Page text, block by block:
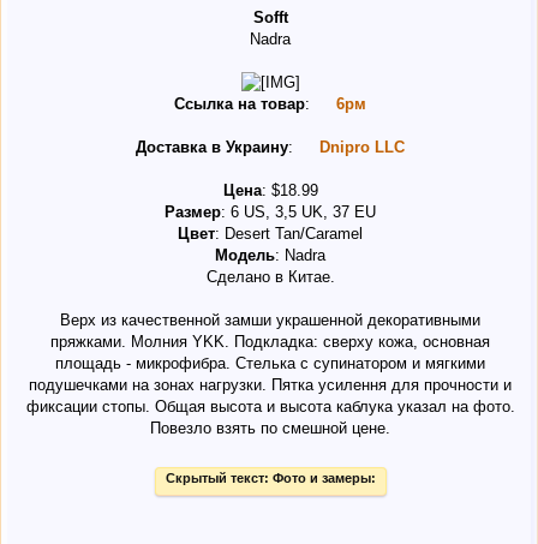
Sofft
Nadra
Ссылка на товар: 6рм
Доставка в Украину: Dnipro LLC
Цена: $18.99
Размер: 6 US, 3,5 UK, 37 EU
Цвет: Desert Tan/Caramel
Модель: Nadra
Сделано в Китае.
Верх из качественной замши украшенной декоративными
пряжками. Молния YKK. Подкладка: сверху кожа, основная
площадь - микрофибра. Стелька с супинатором и мягкими
подушечками на зонах нагрузки. Пятка усилення для прочности и
фиксации стопы. Общая высота и высота каблука указал на фото.
Повезло взять по смешной цене.
Скрытый текст: Фото и замеры: